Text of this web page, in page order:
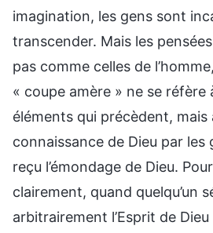
imagination, les gens sont
transcender. Mais les
pas comme celles de
« coupe amère » ne se réfère
éléments qui précèdent, mais
connaissance de Dieu par les
reçu l’émondage de Dieu.
clairement, quand quelqu’un
arbitrairement l’Esprit de